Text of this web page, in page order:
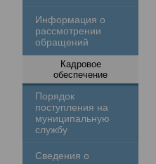
Информация о
рассмотрении
обращений
Кадровое
обеспечение
Порядок
поступления на
муниципальную
службу
Сведения о